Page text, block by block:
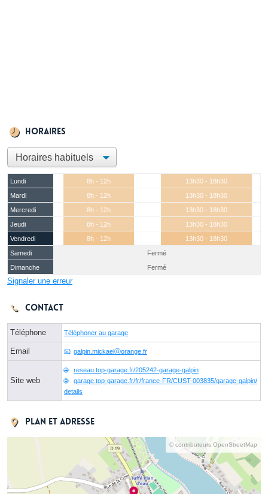
Horaires
Lundi 8h - 12h
13h30 - 18h30
Mardi
8h - 12h
13h30 - 18h30
Mercredi
8h - 12h
13h30 - 18h30
Jeudi
8h - 12h
13h30 - 18h30
Vendredi
8h - 12h
13h30 - 18h30
Samedi
Fermé
Dimanche
Fermé
Signaler une erreur
Contact
Téléphone Téléphoner au garage
Email galpin.mickaelⓐorange.fr
Site web
reseau.top-garage.fr/205242-garage-galpin
garage.top-garage.fr/fr/france-FR/CUST-003835/garage-galpin/
details
Plan et adresse
© contributeurs OpenStreetMap